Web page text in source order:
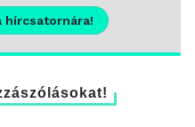
hírcsatornára!